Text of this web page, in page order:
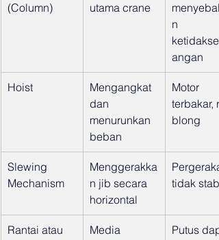
(Column)
utama crane
n
angan
Hoist
Mengangkat
dan
menurunkan
beban
Motor
terbakar,
blong
Slewing
Mechanism
Menggerakka
n jib secara
horizontal
tidak stabil
Rantai atau
Media
Putus